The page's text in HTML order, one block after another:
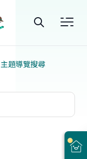
站
尋
主題導覽搜尋